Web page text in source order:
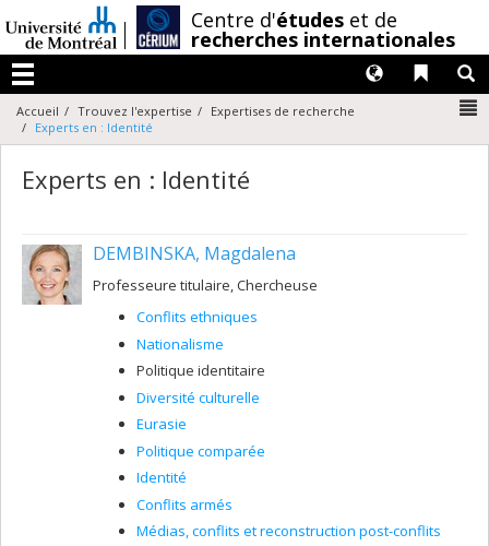
au
contenu
Centre d'études et de
recherches internationales
Menu
Liens
Langues
Accueil Trouvez l'expertise
Expertises de recherche
Experts en : Identité
Experts en : Identité
DEMBINSKA, Magdalena
Professeure titulaire, Chercheuse
Conflits ethniques
Nationalisme
Politique identitaire
Diversité culturelle
Eurasie
Politique comparée
Identité
Conflits armés
Médias, conflits et reconstruction post-conflits